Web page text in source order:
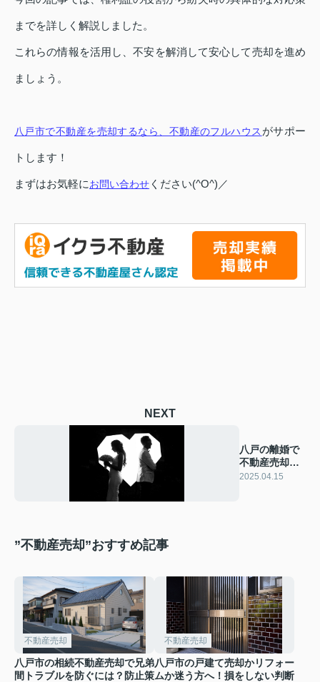
までを詳しく解説しました。
これらの情報を活用し、不安を解消して安心して売却を進め
ましょう。
八戸市で不動産を売却するなら、不動産のフルハウス がサポー
トします！
まずはお気軽にお問い合わせ ください(^O^)／
NEXT
八戸の離婚で
不動産売却が
必要？注意点
2025.04.15
”不動産売却”おすすめ記事
不動産売却
八戸市の相続不動産売却で兄弟
間トラブルを防ぐには？防止策
不動産売却
八戸市の戸建て売却かリフォー
ムか迷う方へ！損をしない判断